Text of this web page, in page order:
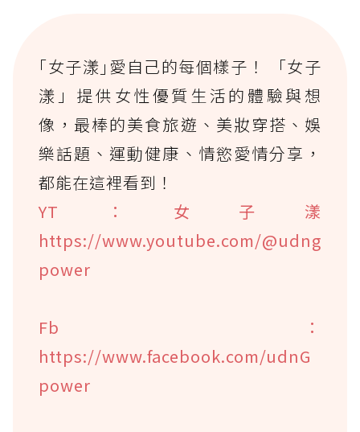
｢女子漾｣愛自己的每個樣子！ 「女子
漾」提供女性優質生活的體驗與想
像，最棒的美食旅遊、美妝穿搭、娛
樂話題、運動健康、情慾愛情分享，
都能在這裡看到！
YT：女子漾
https://www.youtube.com/@udng
power
Fb：
https://www.facebook.com/udnG
power